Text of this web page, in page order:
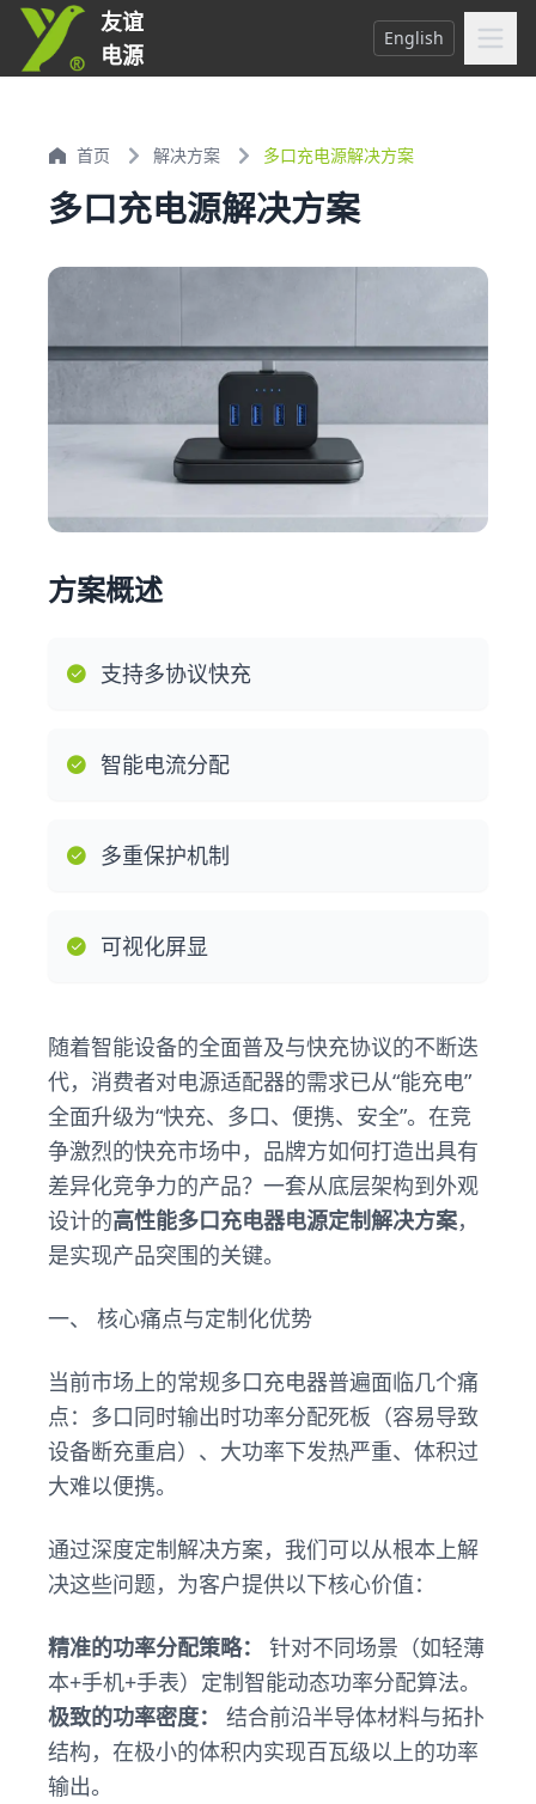
友谊
电源
English
首页 解决方案 多口充电源解决方案
多口充电源解决方案
方案概述
支持多协议快充
智能电流分配
多重保护机制
可视化屏显
随着智能设备的全面普及与快充协议的不断迭
代，消费者对电源适配器的需求已从“能充电”
全面升级为“快充、多口、便携、安全”。在竞
争激烈的快充市场中，品牌方如何打造出具有
差异化竞争力的产品？一套从底层架构到外观
设计的高性能多口充电器电源定制解决方案，
是实现产品突围的关键。
一、 核心痛点与定制化优势
当前市场上的常规多口充电器普遍面临几个痛
点：多口同时输出时功率分配死板（容易导致
设备断充重启）、大功率下发热严重、体积过
大难以便携。
通过深度定制解决方案，我们可以从根本上解
决这些问题，为客户提供以下核心价值：
精准的功率分配策略：
针对不同场景（如轻薄
本+手机+手表）定制智能动态功率分配算法。
极致的功率密度：
结合前沿半导体材料与拓扑
结构，在极小的体积内实现百瓦级以上的功率
输出。